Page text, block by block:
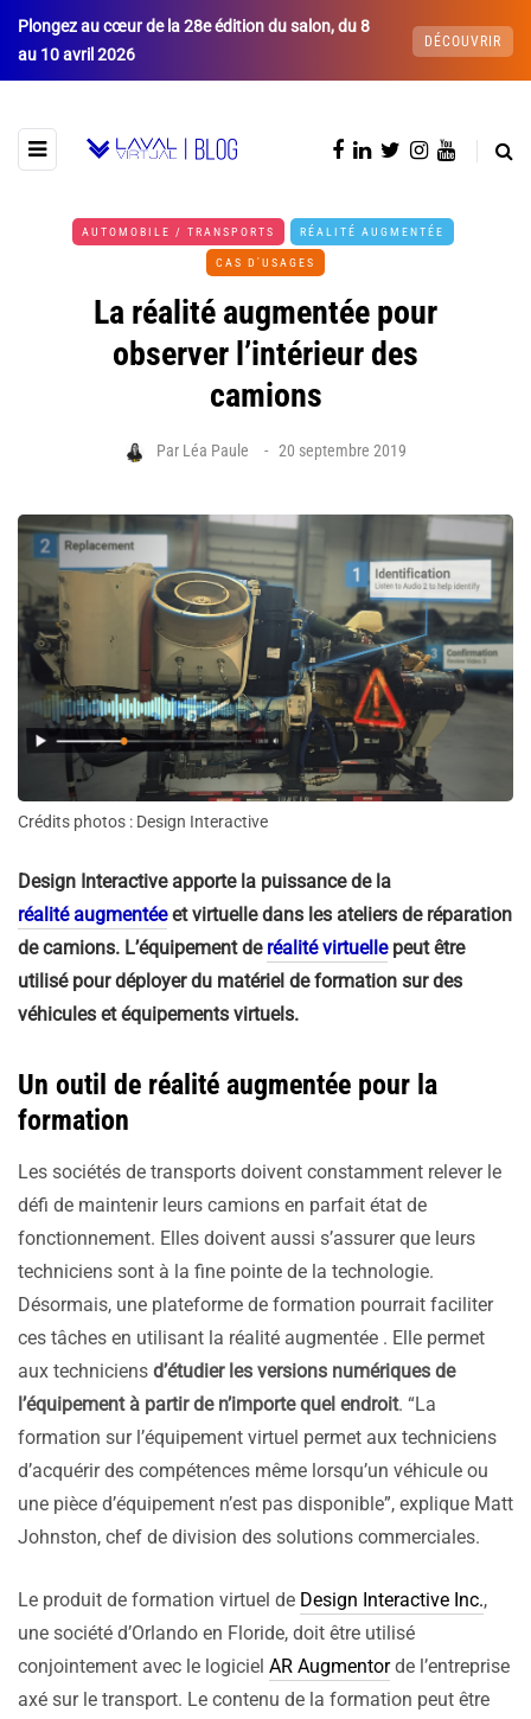
Plongez au cœur de la 28e édition du salon, du 8
au 10 avril 2026
DÉCOUVRIR
AUTOMOBILE / TRANSPORTS RÉALITÉ AUGMENTÉE
CAS D'USAGES
La réalité augmentée pour
observer l’intérieur des
camions
Par Léa Paule 20 septembre 2019
Crédits photos : Design Interactive
Design Interactive apporte la puissance de la
réalité augmentéeet virtuelle dans les ateliers de réparation
de camions. L’équipement de réalité virtuellepeut être
utilisé pour déployer du matériel de formation sur des
véhicules et équipements virtuels.
Un outil de réalité augmentée pour la
formation
Les sociétés de transports doivent constamment relever le
défi de maintenir leurs camions en parfait état de
fonctionnement. Elles doivent aussi s’assurer que leurs
techniciens sont à la fine pointe de la technologie.
Désormais, une plateforme de formation pourrait faciliter
ces tâches en utilisant la réalité augmentée . Elle permet
aux techniciens d’étudier les versions numériques de
l’équipement à partir de n’importe quel endroit. “La
formation sur l’équipement virtuel permet aux techniciens
d’acquérir des compétences même lorsqu’un véhicule ou
une pièce d’équipement n’est pas disponible”, explique Matt
Johnston, chef de division des solutions commerciales.
Le produit de formation virtuel de Design Interactive Inc.,
une société d’Orlando en Floride, doit être utilisé
conjointement avec le logiciel AR Augmentorde l’entreprise
axé sur le transport. Le contenu de la formation peut être